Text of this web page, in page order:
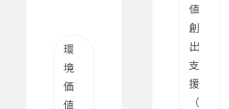
環
境
価
値
値
創
出
支
援
（